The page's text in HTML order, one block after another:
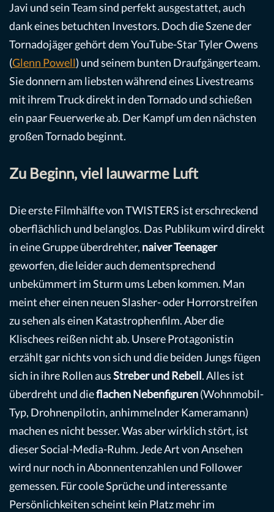
Javi und sein Team sind perfekt ausgestattet, auch
dank eines betuchten Investors. Doch die Szene der
Tornadojäger gehört dem YouTube-Star Tyler Owens
(Glenn Powell) und seinem bunten Draufgängerteam.
Sie donnern am liebsten während eines Livestreams
mit ihrem Truck direkt in den Tornado und schießen
ein paar Feuerwerke ab. Der Kampf um den nächsten
großen Tornado beginnt.
Zu Beginn, viel lauwarme Luft
Die erste Filmhälfte von TWISTERS ist erschreckend
oberflächlich und belanglos. Das Publikum wird direkt
in eine Gruppe überdrehter, naiver Teenager
geworfen, die leider auch dementsprechend
unbekümmert im Sturm ums Leben kommen. Man
meint eher einen neuen Slasher- oder Horrorstreifen
zu sehen als einen Katastrophenfilm. Aber die
Klischees reißen nicht ab. Unsere Protagonistin
erzählt gar nichts von sich und die beiden Jungs fügen
sich in ihre Rollen ausStreber und Rebell. Alles ist
überdreht und dieflachen Nebenfiguren(Wohnmobil-
Typ, Drohnenpilotin, anhimmelnder Kameramann)
machen es nicht besser. Was aber wirklich stört, ist
dieser Social-Media-Ruhm. Jede Art von Ansehen
wird nur noch in Abonnentenzahlen und Follower
gemessen. Für coole Sprüche und interessante
Persönlichkeiten scheint kein Platz mehr im